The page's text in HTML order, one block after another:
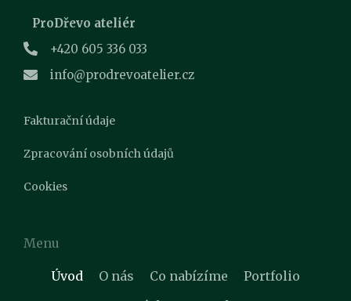
ProDřevo ateliér
+420 605 336 033
info@prodrevoatelier.cz
Fakturační údaje
Zpracování osobních údajů
Cookies
Menu
Úvod O nás Co nabízíme
Portfolio